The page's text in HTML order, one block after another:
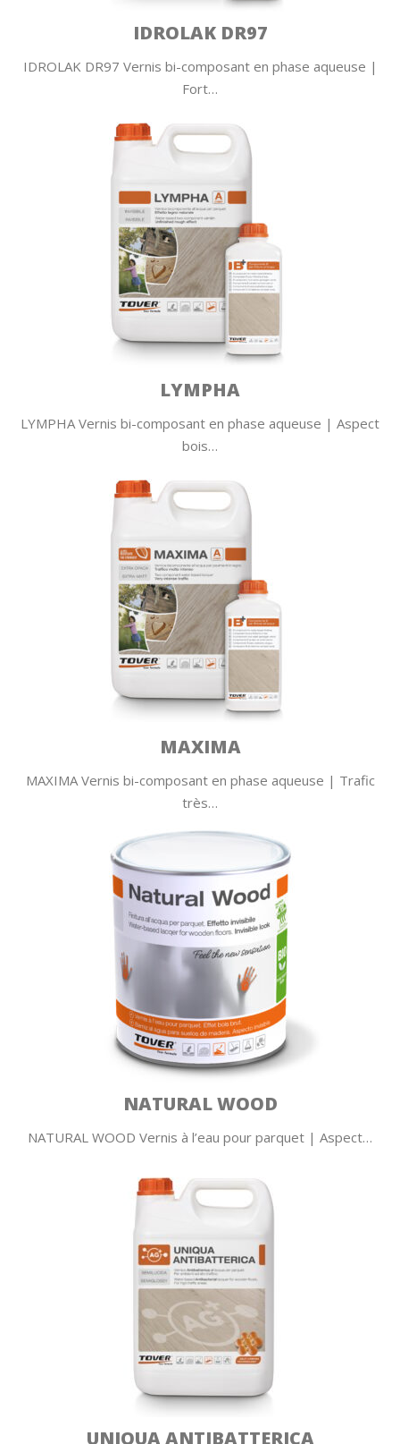
IDROLAK DR97
IDROLAK DR97 Vernis bi-composant en phase aqueuse |
Fort…
LYMPHA
LYMPHA Vernis bi-composant en phase aqueuse | Aspect
bois…
MAXIMA
MAXIMA Vernis bi-composant en phase aqueuse | Trafic
très…
NATURAL WOOD
NATURAL WOOD Vernis à l’eau pour parquet | Aspect…
UNIQUA ANTIBATTERICA